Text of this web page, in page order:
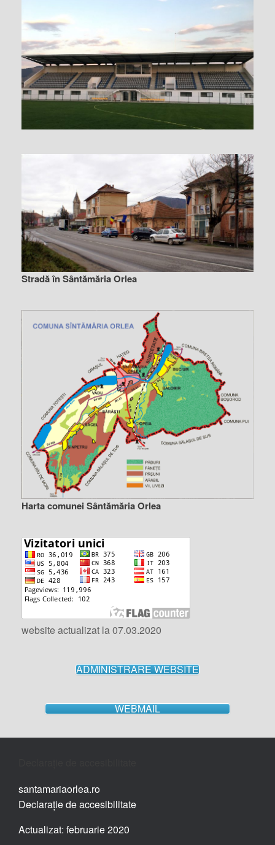
Stradă în Sântămăria Orlea
Harta comunei Sântămăria Orlea
website actualizat la 07.03.2020
ADMINISTRARE WEBSITE
WEBMAIL
santamariaorlea.ro
Declarație de accesibilitate
Actualizat: februarie 2020